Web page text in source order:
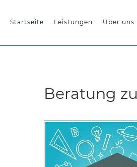
Startseite Leistungen Über uns
Beratung